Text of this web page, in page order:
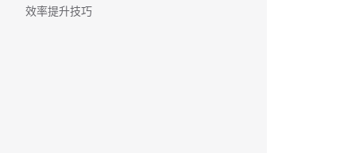
效率提升技巧